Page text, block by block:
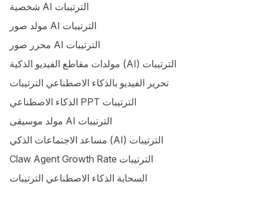
شخصية AI الترتيبات
مولد صور AI الترتيبات
محرر صور AI الترتيبات
مولدات مقاطع الفيديو الذكية (AI) الترتيبات
تحرير الفيديو بالذكاء الاصطناعي الترتيبات
الذكاء الاصطناعي PPT الترتيبات
مولد موسيقى AI الترتيبات
مساعد الاجتماعات الذكي (AI) الترتيبات
Claw Agent Growth Rate الترتيبات
السحابة الذكاء الاصطناعي الترتيبات